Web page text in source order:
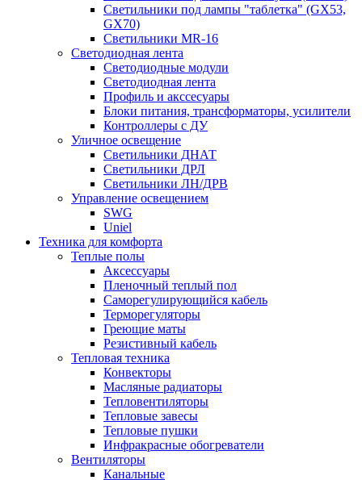
Светильники под лампы "таблетка" (GX53,
GX70)
Светильники MR-16
Светодиодная лента
Светодиодные модули
Светодиодная лента
Профиль и акссесуары
Блоки питания, трансформаторы, усилители
Контроллеры с ДУ
Уличное освещение
Светильники ДНАТ
Светильники ДРЛ
Светильники ЛН/ДРВ
Управление освещением
SWG
Uniel
Техника для комфорта
Теплые полы
Аксессуары
Пленочный теплый пол
Саморегулирующийся кабель
Терморегуляторы
Греющие маты
Резистивный кабель
Тепловая техника
Конвекторы
Масляные радиаторы
Тепловентиляторы
Тепловые завесы
Тепловые пушки
Инфракрасные обогреватели
Вентиляторы
Канальные